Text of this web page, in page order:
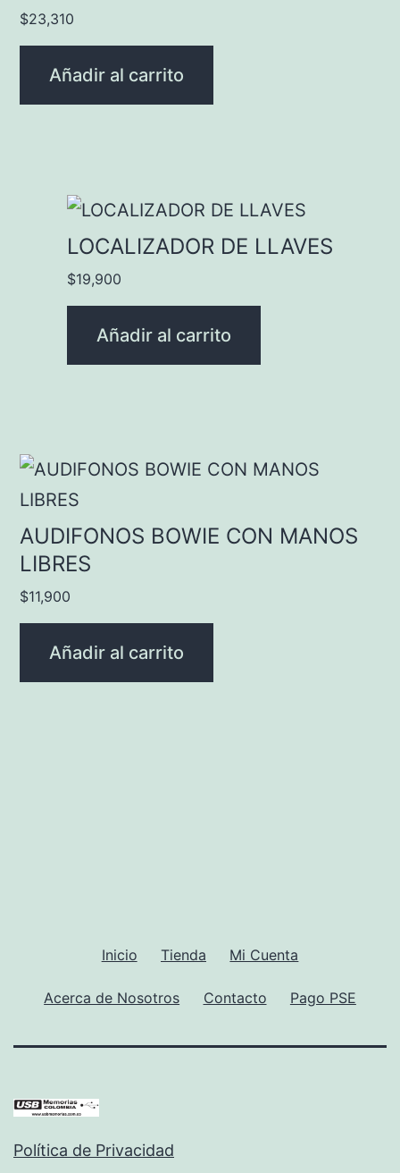
$23,310
Añadir al carrito
LOCALIZADOR DE LLAVES
$19,900
Añadir al carrito
AUDIFONOS BOWIE CON MANOS
LIBRES
$11,900
Añadir al carrito
Inicio Tienda Mi Cuenta
Acerca de Nosotros Contacto Pago PSE
Política de Privacidad